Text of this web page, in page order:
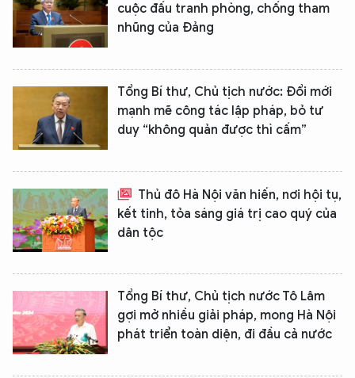
cuộc đấu tranh phòng, chống tham
nhũng của Đảng
Tổng Bí thư, Chủ tịch nước: Đổi mới
mạnh mẽ công tác lập pháp, bỏ tư
duy “không quản được thì cấm”
Thủ đô Hà Nội văn hiến, nơi hội tụ,
kết tinh, tỏa sáng giá trị cao quý của
dân tộc
Tổng Bí thư, Chủ tịch nước Tô Lâm
gợi mở nhiều giải pháp, mong Hà Nội
phát triển toàn diện, đi đầu cả nước